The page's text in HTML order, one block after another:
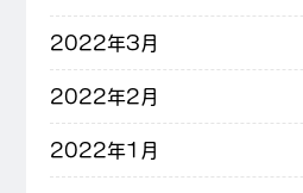
2022年3月
2022年2月
2022年1月